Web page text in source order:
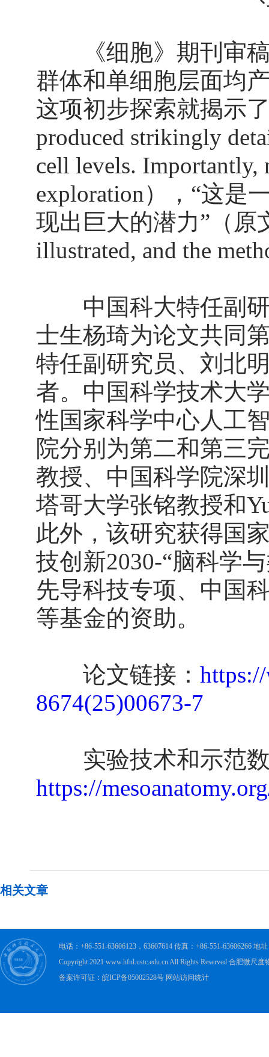
《细胞》期刊审稿
群体和单细胞层面均
这项初步探索就揭示
produced strikingly
cell levels. Importantly,
exploration），“这是
现出巨大的潜力”（原
illustrated, and the
中国科大特任副研
士生杨琦为论文共同
特任副研究员、刘北
者。中国科学技术大
性国家科学中心人工
院分别为第二和第三
教授、中国科学院深
塔哥大学张铭教授和
此外，该研究获得国
技创新2030-“脑科学
先导科技专项、中国
等基金的资助。
论文链接：
8674(25)00673-7
实验技术和示范数
https://
相关文章
电话：+86-551-63606123，63607614 传真：+86-551-63606266 地
Copyright 2021 www.hfnl.ustc.edu.cn All Rights Reserved 合肥微尺
备案许可证：皖ICP备05002528号 网站访问统计